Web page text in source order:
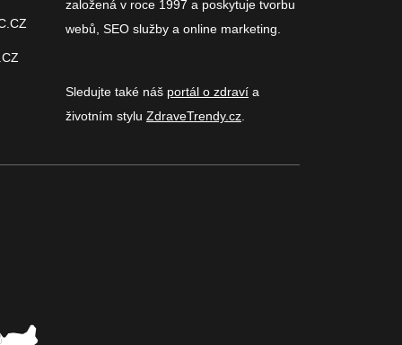
založená v roce 1997 a poskytuje tvorbu
webů, SEO služby a online marketing.
Sledujte také náš portál o zdraví a
životním stylu ZdraveTrendy.cz